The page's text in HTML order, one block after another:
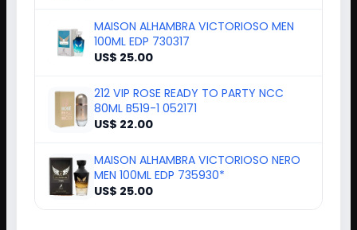
MAISON ALHAMBRA VICTORIOSO MEN
100ML EDP 730317
US$ 25.00
212 VIP ROSE READY TO PARTY NCC
80ML B519-1 052171
US$ 22.00
MAISON ALHAMBRA VICTORIOSO NERO
MEN 100ML EDP 735930*
US$ 25.00